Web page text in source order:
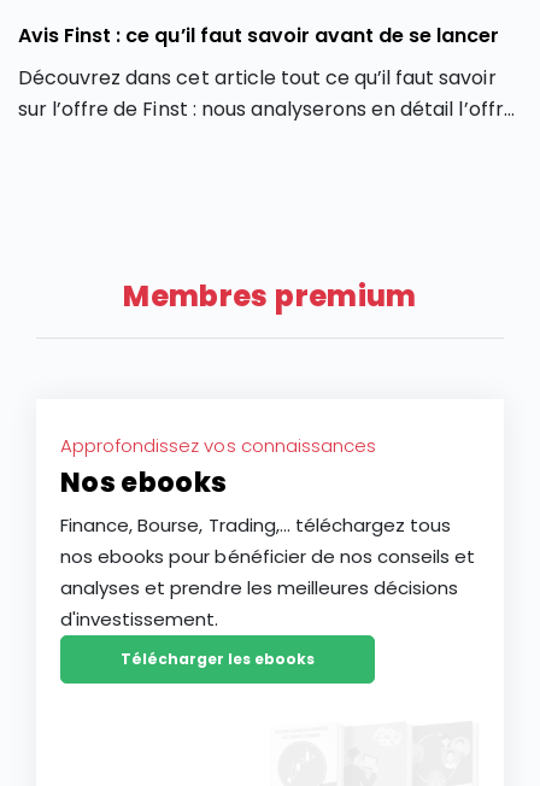
Avis Finst : ce qu’il faut savoir avant de se lancer
Découvrez dans cet article tout ce qu’il faut savoir
sur l’offre de Finst : nous analyserons en détail l’offre
Membres premium
Approfondissez vos connaissances
Nos ebooks
Finance, Bourse, Trading,... téléchargez tous
nos ebooks pour bénéficier de nos conseils et
analyses et prendre les meilleures décisions
d'investissement.
Télécharger les ebooks